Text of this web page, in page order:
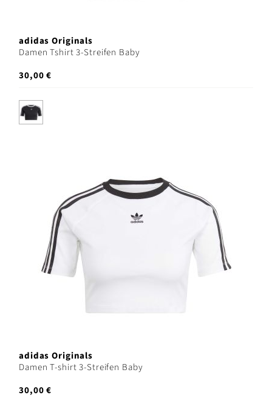
adidas Originals
Damen Tshirt 3-Streifen Baby
30,00 €
adidas Originals
Damen T-shirt 3-Streifen Baby
30,00 €